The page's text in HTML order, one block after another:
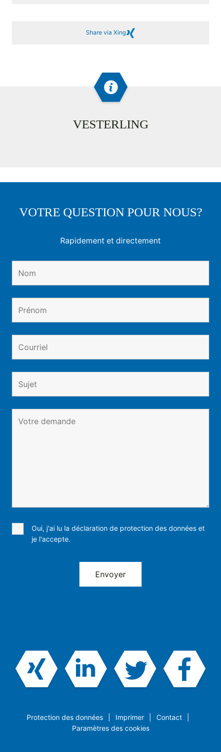
Share via Xing
VESTERLING
VOTRE QUESTION POUR NOUS?
Rapidement et directement
Oui, j'ai lu la déclaration de protection des données et
je l'accepte.
Protection des données Imprimer
Contact
Paramètres des cookies